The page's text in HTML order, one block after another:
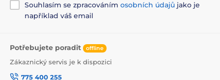
Souhlasím se zpracováním osobních údajů jako je
například váš email
Potřebujete poradit offline
Zákaznický servis je k dispozici
775 400 255